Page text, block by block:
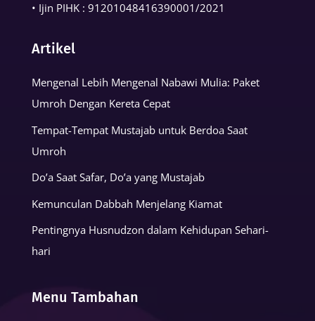
• Ijin PIHK : 91201048416390001/2021
Artikel
Mengenal Lebih Mengenal Nabawi Mulia: Paket
Umroh Dengan Kereta Cepat
Tempat-Tempat Mustajab untuk Berdoa Saat
Umroh
Do’a Saat Safar, Do’a yang Mustajab
Kemunculan Dabbah Menjelang Kiamat
Pentingnya Husnudzon dalam Kehidupan Sehari-
hari
Menu Tambahan